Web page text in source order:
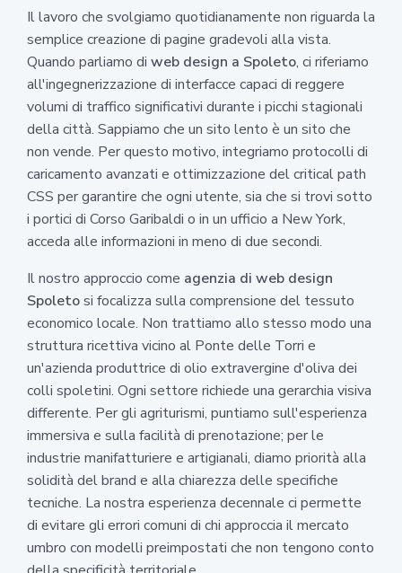
Il lavoro che svolgiamo quotidianamente non riguarda la
semplice creazione di pagine gradevoli alla vista.
Quando parliamo di web design a Spoleto, ci riferiamo
all'ingegnerizzazione di interfacce capaci di reggere
volumi di traffico significativi durante i picchi stagionali
della città. Sappiamo che un sito lento è un sito che
non vende. Per questo motivo, integriamo protocolli di
caricamento avanzati e ottimizzazione del critical path
CSS per garantire che ogni utente, sia che si trovi sotto
i portici di Corso Garibaldi o in un ufficio a New York,
acceda alle informazioni in meno di due secondi.
Il nostro approccio come agenzia di web design
Spoletosi focalizza sulla comprensione del tessuto
economico locale. Non trattiamo allo stesso modo una
struttura ricettiva vicino al Ponte delle Torri e
un'azienda produttrice di olio extravergine d'oliva dei
colli spoletini. Ogni settore richiede una gerarchia visiva
differente. Per gli agriturismi, puntiamo sull'esperienza
immersiva e sulla facilità di prenotazione; per le
industrie manifatturiere e artigianali, diamo priorità alla
solidità del brand e alla chiarezza delle specifiche
tecniche. La nostra esperienza decennale ci permette
di evitare gli errori comuni di chi approccia il mercato
umbro con modelli preimpostati che non tengono conto